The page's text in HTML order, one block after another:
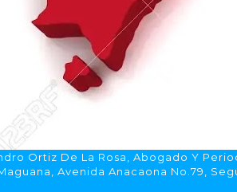
Ortiz De La Rosa, Abogado Y
Avenida Anacaona No.79,